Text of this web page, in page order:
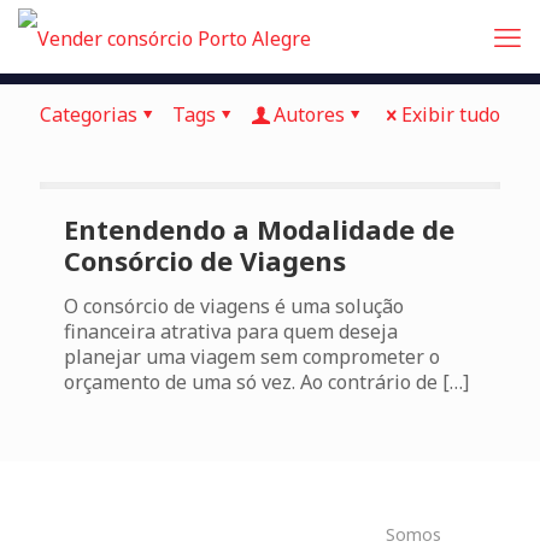
Categorias Tags Autores Exibir tudo
Entendendo a Modalidade de
Consórcio de Viagens
O consórcio de viagens é uma solução
financeira atrativa para quem deseja
planejar uma viagem sem comprometer o
orçamento de uma só vez. Ao contrário de […]
Somos